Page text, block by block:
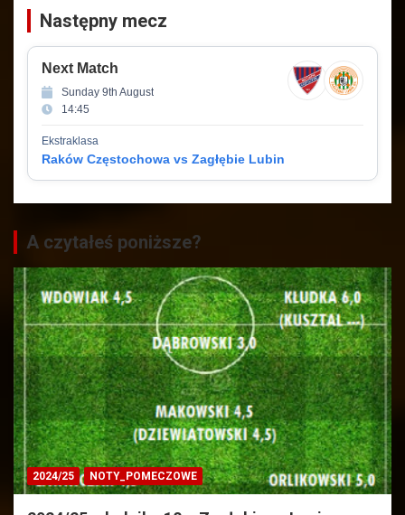
Następny mecz
Next Match
Sunday 9th August
14:45
Ekstraklasa
Raków Częstochowa vs Zagłębie Lubin
A czytałeś poniższe?
2024/25 NOTY_POMECZOWE